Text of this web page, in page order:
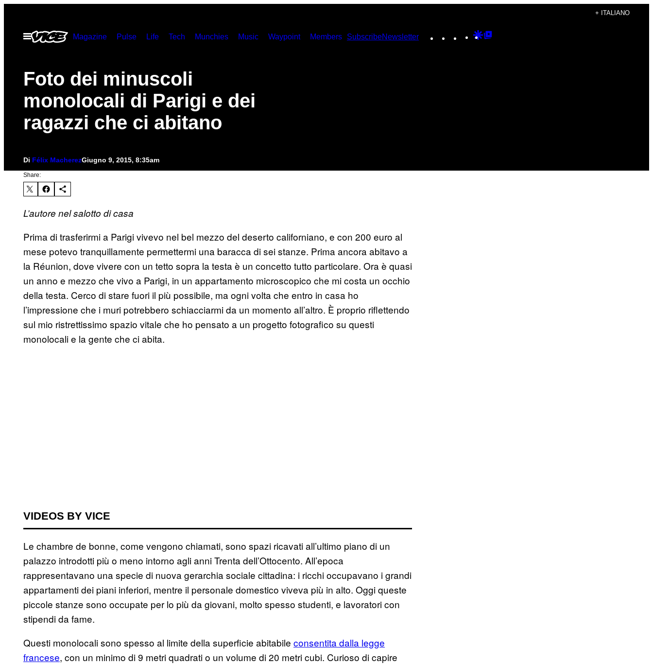
contenuto
+ ITALIANO
Apri
Magazine Pulse Life Tech Munchies Music Waypoint Members SubscribeNewsletter Instagram
TikTokYouTube
Google
Foto dei minuscoli
monolocali di Parigi e dei
ragazzi che ci abitano
Di Félix MacherezGiugno 9, 2015, 8:35am
Share:
L’autore nel salotto di casa
Prima di trasferirmi a Parigi vivevo nel bel mezzo del deserto californiano, e con 200 euro al
mese potevo tranquillamente permettermi una baracca di sei stanze. Prima ancora abitavo a
la Réunion, dove vivere con un tetto sopra la testa è un concetto tutto particolare. Ora è quasi
un anno e mezzo che vivo a Parigi, in un appartamento microscopico che mi costa un occhio
della testa. Cerco di stare fuori il più possibile, ma ogni volta che entro in casa ho
l’impressione che i muri potrebbero schiacciarmi da un momento all’altro. È proprio riflettendo
sul mio ristrettissimo spazio vitale che ho pensato a un progetto fotografico su questi
monolocali e la gente che ci abita.
VIDEOS BY VICE
Le chambre de bonne, come vengono chiamati, sono spazi ricavati all’ultimo piano di un
palazzo introdotti più o meno intorno agli anni Trenta dell’Ottocento. All’epoca
rappresentavano una specie di nuova gerarchia sociale cittadina: i ricchi occupavano i grandi
appartamenti dei piani inferiori, mentre il personale domestico viveva più in alto. Oggi queste
piccole stanze sono occupate per lo più da giovani, molto spesso studenti, e lavoratori con
stipendi da fame.
Questi monolocali sono spesso al limite della superficie abitabile consentita dalla legge
francese, con un minimo di 9 metri quadrati o un volume di 20 metri cubi. Curioso di capire